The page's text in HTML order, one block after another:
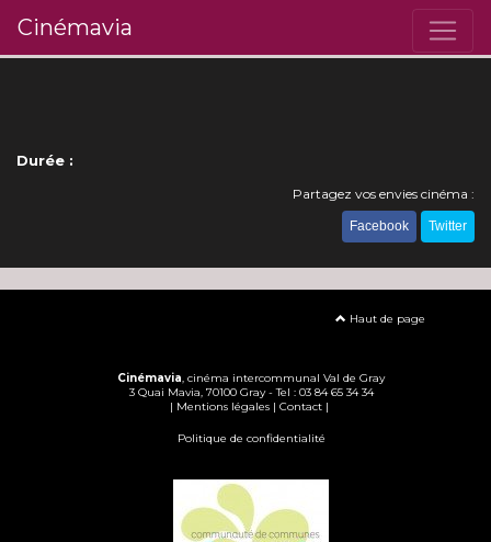
Cinémavia
Durée :
Partagez vos envies cinéma :
Facebook Twitter
Haut de page
Cinémavia, cinéma intercommunal Val de Gray
3 Quai Mavia, 70100 Gray - Tel : 03 84 65 34 34
| Mentions légales | Contact |
Politique de confidentialité